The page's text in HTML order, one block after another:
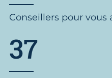
Conseillers pour vous
37